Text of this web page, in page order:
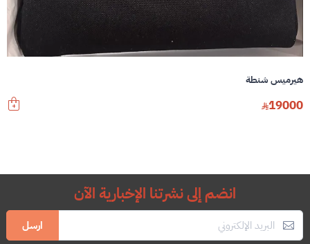
هيرميس شنطة
19000
انضم إلى نشرتنا الإخبارية الآن
ارسل